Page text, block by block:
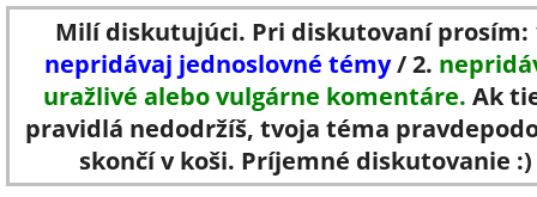
Milí diskutujúci. Pri diskutovaní prosím:
nepridávaj jednoslovné témy/ 2.
uražlivé alebo vulgárne komentáre. Ak
pravidlá nedodržíš, tvoja téma
skončí v koši. Príjemné diskutovanie :)